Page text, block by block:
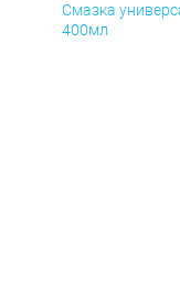
Смазка
400мл